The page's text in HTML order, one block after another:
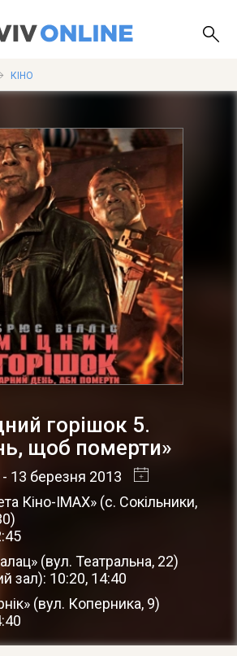
КІНО
горішок 5.
щоб померти»
- 13 березня 2013
Кіно-IMAX» (с. Сокільники,
)
(вул. Театральна, 22)
зал): 10:20, 14:40
(вул. Коперника, 9)